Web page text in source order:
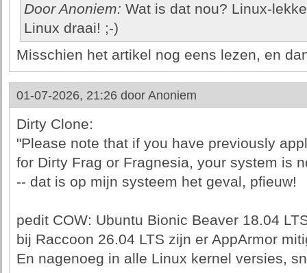
Door Anoniem: Wat is dat nou? Linux-
Linux draai! ;-)
Misschien het artikel nog eens lezen, en
01-07-2026, 21:26 door Anoniem
Dirty Clone:
"Please note that if you have previously
for Dirty Frag or Fragnesia, your system is
-- dat is op mijn systeem het geval, pfieuw!
pedit COW: Ubuntu Bionic Beaver 18.04
bij Raccoon 26.04 LTS zijn er AppArmor
En nagenoeg in alle Linux kernel versies,